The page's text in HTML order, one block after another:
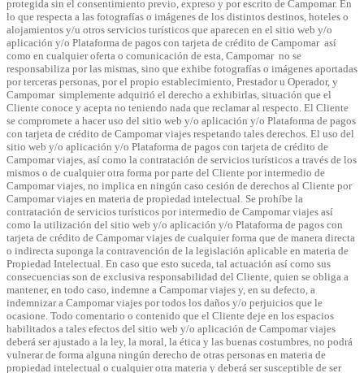
protegida sin el consentimiento previo, expreso y por escrito de Campomar. En
lo que respecta a las fotografías o imágenes de los distintos destinos, hoteles o
alojamientos y/u otros servicios turísticos que aparecen en el sitio web y/o
aplicación y/o Plataforma de pagos con tarjeta de crédito de Campomar así
como en cualquier oferta o comunicación de esta, Campomar no se
responsabiliza por las mismas, sino que exhibe fotografías o imágenes aportadas
por terceras personas, por el propio establecimiento, Prestador u Operador, y
Campomar simplemente adquirió el derecho a exhibirlas, situación que el
Cliente conoce y acepta no teniendo nada que reclamar al respecto. El Cliente
se compromete a hacer uso del sitio web y/o aplicación y/o Plataforma de pagos
con tarjeta de crédito de Campomar viajes respetando tales derechos. El uso del
sitio web y/o aplicación y/o Plataforma de pagos con tarjeta de crédito de
Campomar viajes, así como la contratación de servicios turísticos a través de los
mismos o de cualquier otra forma por parte del Cliente por intermedio de
Campomar viajes, no implica en ningún caso cesión de derechos al Cliente por
Campomar viajes en materia de propiedad intelectual. Se prohíbe la
contratación de servicios turísticos por intermedio de Campomar viajes así
como la utilización del sitio web y/o aplicación y/o Plataforma de pagos con
tarjeta de crédito de Campomar viajes de cualquier forma que de manera directa
o indirecta suponga la contravención de la legislación aplicable en materia de
Propiedad Intelectual. En caso que esto suceda, tal actuación así como sus
consecuencias son de exclusiva responsabilidad del Cliente, quien se obliga a
mantener, en todo caso, indemne a Campomar viajes y, en su defecto, a
indemnizar a Campomar viajes por todos los daños y/o perjuicios que le
ocasione. Todo comentario o contenido que el Cliente deje en los espacios
habilitados a tales efectos del sitio web y/o aplicación de Campomar viajes
deberá ser ajustado a la ley, la moral, la ética y las buenas costumbres, no podrá
vulnerar de forma alguna ningún derecho de otras personas en materia de
propiedad intelectual o cualquier otra materia y deberá ser susceptible de ser